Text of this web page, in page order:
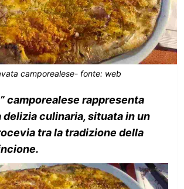
camporealese- fonte: web
camporealese rappresenta
delizia culinaria, situata in un
tra la tradizione della